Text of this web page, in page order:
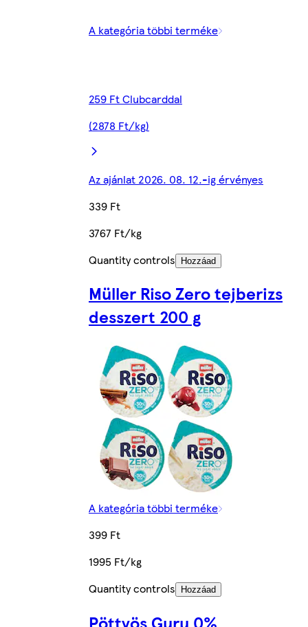
A kategória többi terméke
259 Ft Clubcarddal
(2878 Ft/kg)
Az ajánlat 2026. 08. 12.-ig érvényes
339 Ft
3767 Ft/kg
Quantity controls
Hozzáad
Müller Riso Zero tejberizs
desszert 200 g
A kategória többi terméke
399 Ft
1995 Ft/kg
Quantity controls
Hozzáad